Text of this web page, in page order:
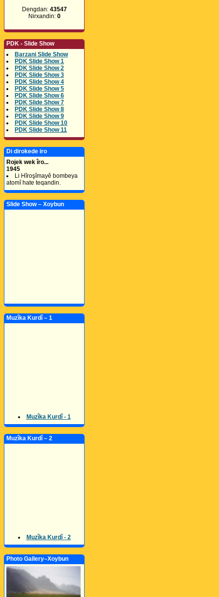
Dengdan: 43547
Nirxandin: 0
PDK - Slide Show
Barzani Slide Show
PDK Slide Show 1
PDK Slide Show 2
PDK Slide Show 3
PDK Slide Show 4
PDK Slide Show 5
PDK Slide Show 6
PDK Slide Show 7
PDK Slide Show 8
PDK Slide Show 9
PDK Slide Show 10
PDK Slide Show 11
Di dirokede iro
Rojek wek îro...
1945
Li Hîroşîmayê bombeya
atomî hate teqandin.
Slide Show – Xoybun
Muzîka Kurdî – 1
Muzîka Kurdî - 1
Muzîka Kurdî – 2
Muzîka Kurdî - 2
Photo Gallery–Xoybun